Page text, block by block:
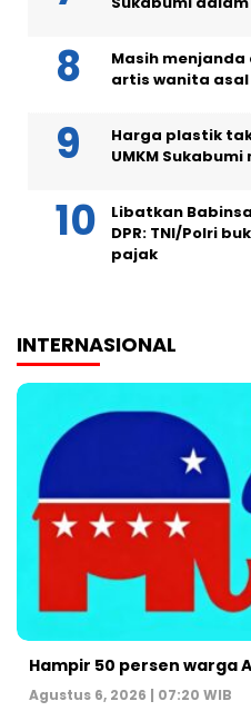
Masih menjanda
artis wanita asal
Harga plastik
UMKM
Libatkan
DPR: TNI/Polri
pajak
INTERNASIONAL
Hampir 50 persen warga
Agustus 6, 2026 | 07:20 WIB